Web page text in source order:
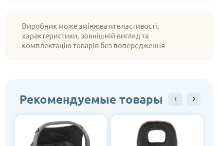
Виробник може змінювати властивості,
характеристики, зовнішній вигляд та
комплектацію товарів без попередження
Рекомендуемые товары